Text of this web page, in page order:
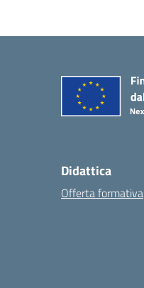
Didattica
Offerta formativa